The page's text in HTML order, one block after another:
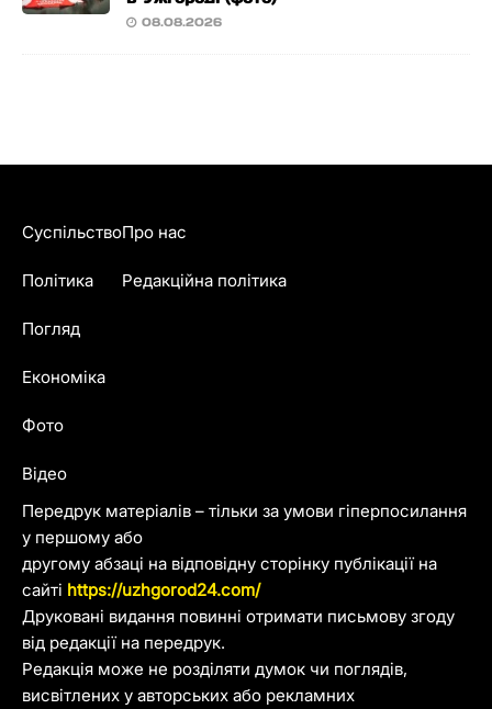
08.08.2026
Передрук матеріалів – тільки за умови гіперпосилання
у першому або
другому абзаці на відповідну сторінку публікації на
сайті https://uzhgorod24.com/
Друковані видання повинні отримати письмову згоду
від редакції на передрук.
Редакція може не розділяти думок чи поглядів,
висвітлених у авторських або рекламних
Суспільство
Політика
Погляд
Економіка
Фото
Відео
Про нас
Редакційна політика